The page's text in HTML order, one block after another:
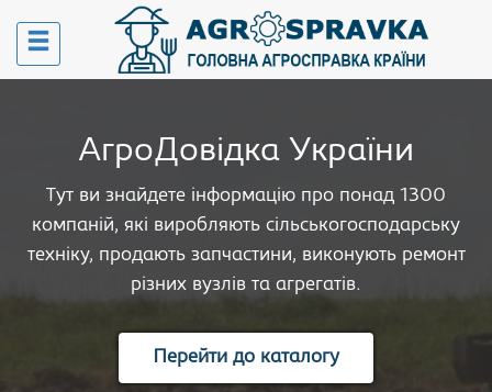
АгроДовідка України
Тут ви знайдете інформацію про понад 1300
компаній, які виробляють сільськогосподарську
техніку, продають запчастини, виконують ремонт
різних вузлів та агрегатів.
Перейти до каталогу